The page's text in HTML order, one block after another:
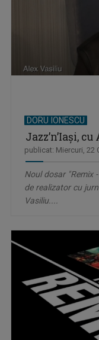
DORU IONESCU
Jazz’n’Iași,
publicat: Miercuri, 22
Noul dosar "Remix
de realizator cu
Vasiliu....